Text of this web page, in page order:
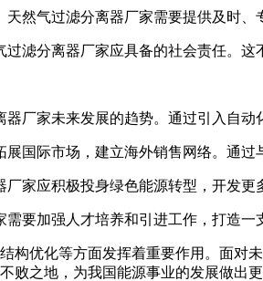
然气过滤分离器厂家需要提供及时
滤分离器厂家应具备的社会责任。
厂家未来发展的趋势。通过引入自动
国际市场，建立海外销售网络。通
家应积极投身绿色能源转型，开发
要加强人才培养和引进工作，打造一
构优化等方面发挥着重要作用。面
败之地，为我国能源事业的发展做出更